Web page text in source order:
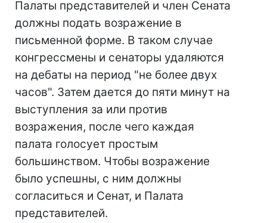
Палаты представителей и член Сената
должны подать возражение в
письменной форме. В таком случае
конгрессмены и сенаторы удаляются
на дебаты на период "не более двух
часов". Затем дается до пяти минут на
выступления за или против
возражения, после чего каждая
палата голосует простым
большинством. Чтобы возражение
было успешны, с ним должны
согласиться и Сенат, и Палата
представителей.